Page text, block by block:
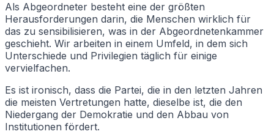
Als Abgeordneter besteht eine der größten
Herausforderungen darin, die Menschen wirklich für
das zu sensibilisieren, was in der Abgeordnetenkammer
geschieht. Wir arbeiten in einem Umfeld, in dem sich
Unterschiede und Privilegien täglich für einige
vervielfachen.
Es ist ironisch, dass die Partei, die in den letzten Jahren
die meisten Vertretungen hatte, dieselbe ist, die den
Niedergang der Demokratie und den Abbau von
Institutionen fördert.